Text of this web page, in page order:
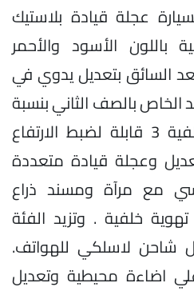
عجلة قيادة بلاستيك
باللون الأسود والأحمر
السائق بتعديل يدوي في
الخاص بالصف الثاني بنسبة
40:60 ومساند رأس خلفية 3 قابلة لضبط الارتفاع
وعجلة قيادة متعددة
مع مرآة ومسند ذراع
خلفية . وتزيد الفئة
شاحن لاسلكي للهواتف.
اضاءة محيطية وتعديل